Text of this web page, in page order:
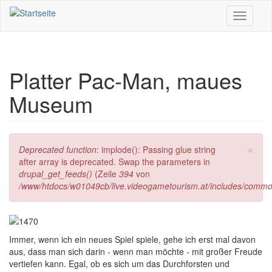
Direkt zum Inhalt
Toggle
Platter Pac-Man, maues
Museum
×
Fehlermeldung
Deprecated function: implode(): Passing glue string
after array is deprecated. Swap the parameters in
drupal_get_feeds() (Zeile 394 von
/www/htdocs/w01049cb/live.videogametourism.at/includes/
Immer, wenn ich ein neues Spiel spiele, gehe ich erst mal davon
aus, dass man sich darin - wenn man möchte - mit großer Freude
vertiefen kann. Egal, ob es sich um das Durchforsten und